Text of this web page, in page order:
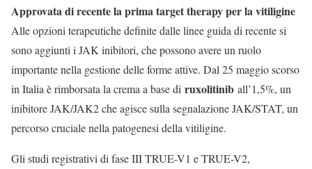
Approvata di recente la prima target therapy per la vitiligine
Alle opzioni terapeutiche definite dalle linee guida di recente si
sono aggiunti i JAK inibitori, che possono avere un ruolo
importante nella gestione delle forme attive. Dal 25 maggio scorso
in Italia è rimborsata la crema a base di ruxolitinib all’1,5%, un
inibitore JAK/JAK2 che agisce sulla segnalazione JAK/STAT, un
percorso cruciale nella patogenesi della vitiligine.
Gli studi registrativi di fase III TRUE-V1 e TRUE-V2,